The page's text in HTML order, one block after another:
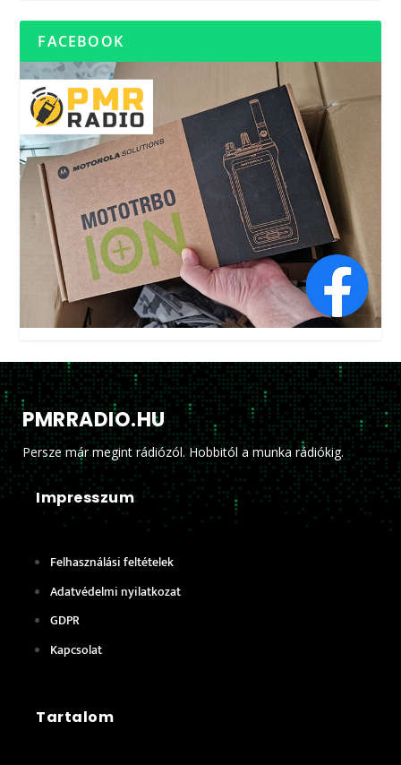
FACEBOOK
PMRRADIO.HU
Persze már megint rádiózól. Hobbitól a munka rádiókig.
Impresszum
Felhasználási feltételek
Adatvédelmi nyilatkozat
GDPR
Kapcsolat
Tartalom